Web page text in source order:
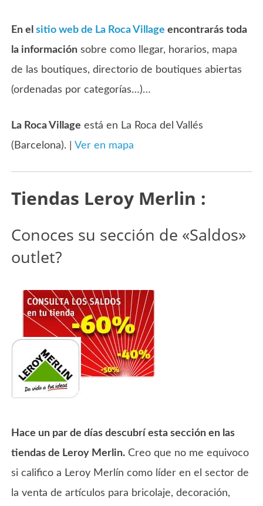
En elsitio web de La Roca Village encontrarás toda
la información sobre como llegar, horarios, mapa
de las boutiques, directorio de boutiques abiertas
(ordenadas por categorías…)…
La Roca Village está en La Roca del Vallés
(Barcelona). |Ver en mapa
Tiendas Leroy Merlin :
Conoces su sección de «Saldos»
outlet?
Hace un par de días descubrí esta sección en las
tiendas de Leroy Merlin. Creo que no me equivoco
si califico a Leroy Merlín como líder en el sector de
la venta de artículos para bricolaje, decoración,